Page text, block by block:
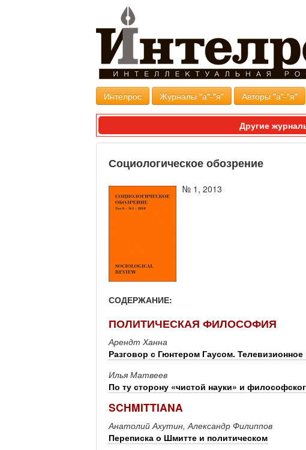
Интелрос Журналы "а"-"я" Авторы "а"-"я"
Другие
Социологическое обозрение
№ 1, 2013
СОДЕРЖАНИЕ:
ПОЛИТИЧЕСКАЯ ФИЛОСОФИЯ
Арендт Ханна
Разговор с Гюнтером Гаусом.
Илья Матвеев
По ту сторону «чистой науки» и
SCHMITTIANA
Анатолий Ахутин, Александр Филиппов
Переписка о Шмитте и политическом